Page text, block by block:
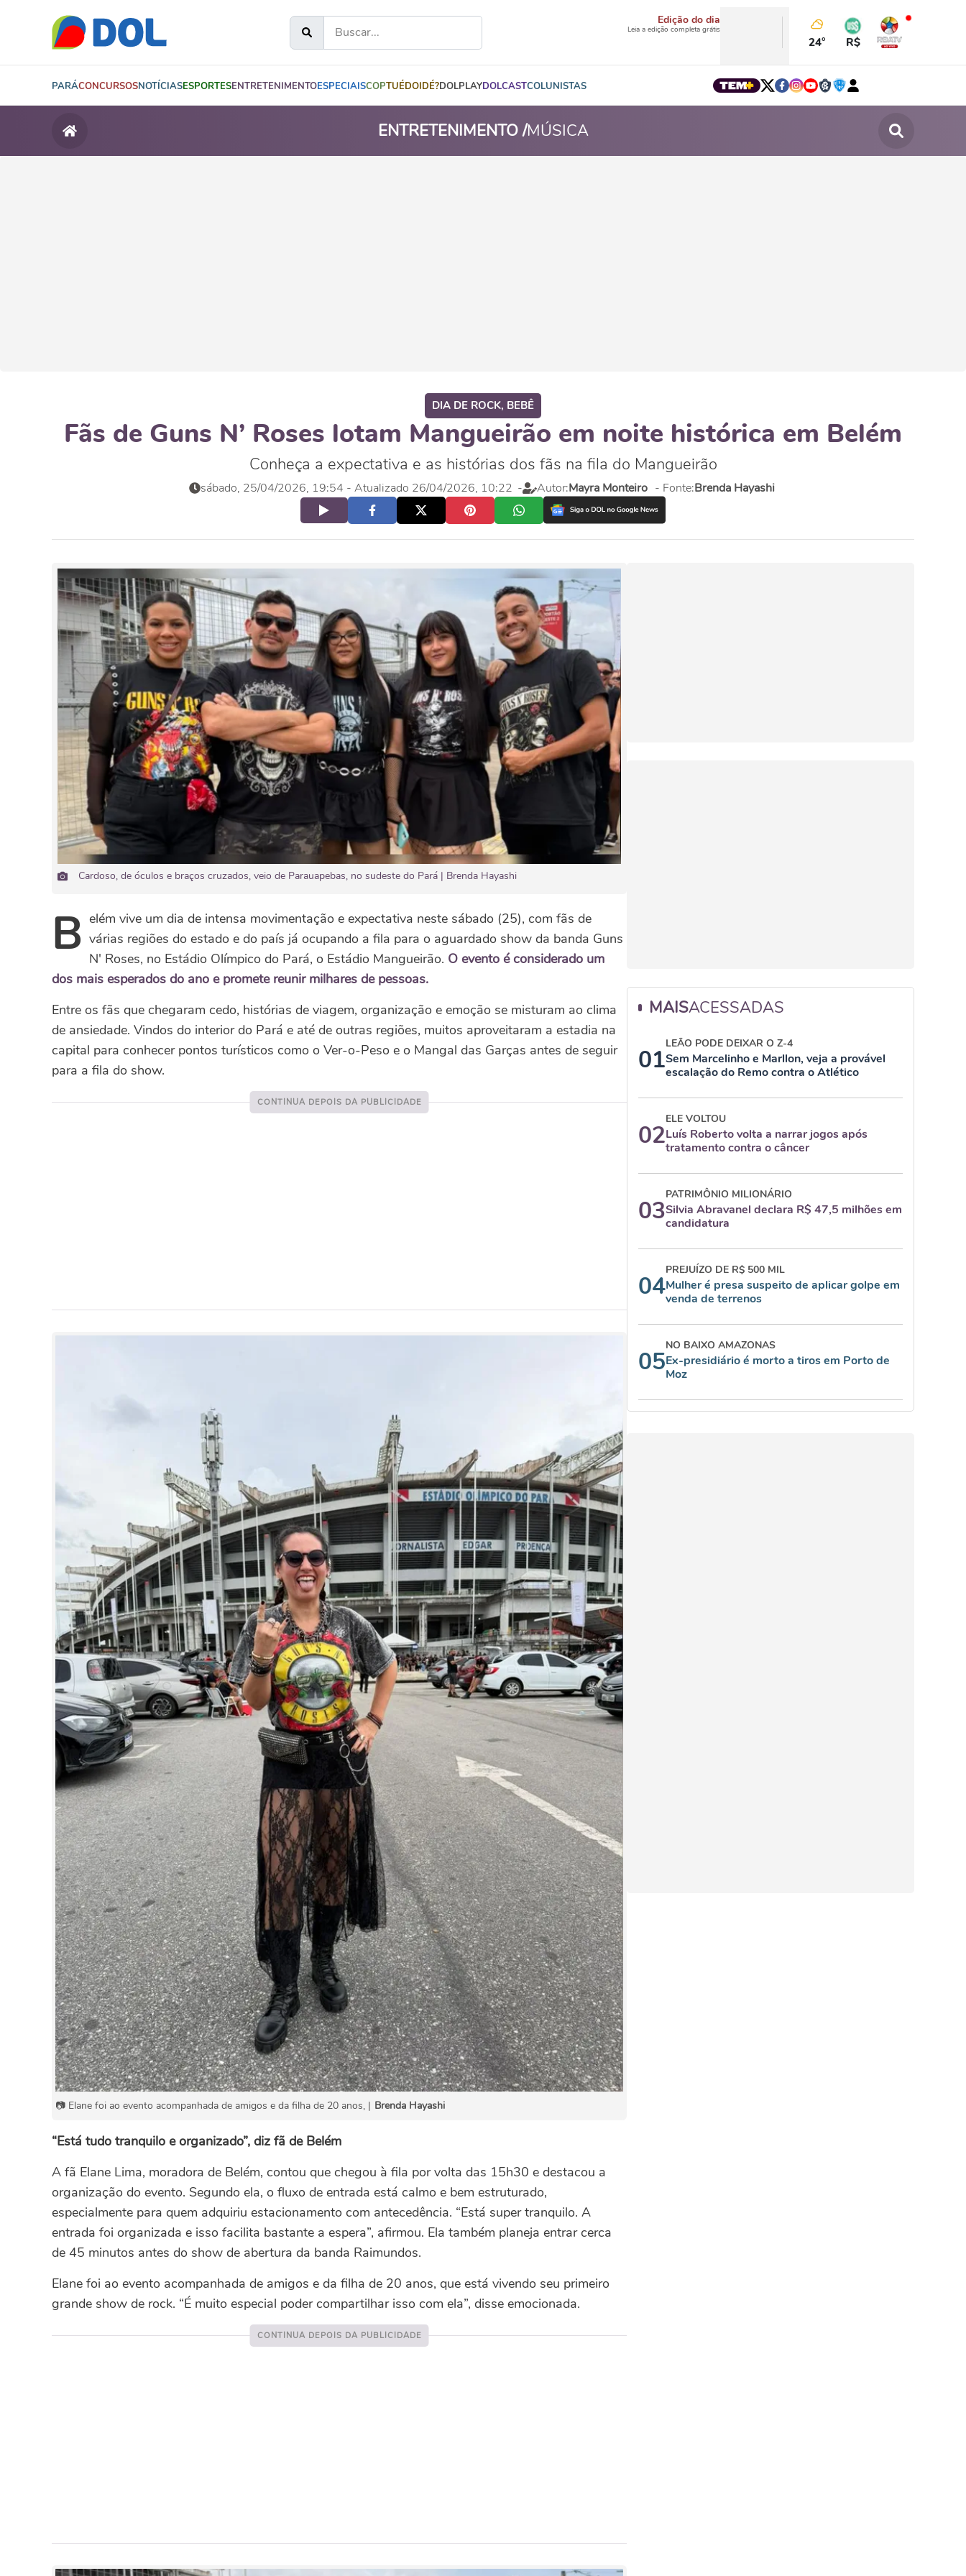
Edição do dia
Leia a edição completa grátis
24° R$
PARÁCONCURSOSNOTÍCIASESPORTESENTRETENIMENTOESPECIAISCOPTUÉDOIDÉ?DOLPLAYDOLCASTCOLUNISTAS
ENTRETENIMENTO /MÚSICA
DIA DE ROCK, BEBÊ
Fãs de Guns N’ Roses lotam Mangueirão em noite histórica em Belém
Conheça a expectativa e as histórias dos fãs na fila do Mangueirão
sábado, 25/04/2026, 19:54 - Atualizado 26/04/2026, 10:22 - Autor:Mayra Monteiro - Fonte:Brenda Hayashi
Cardoso, de óculos e braços cruzados, veio de Parauapebas, no sudeste do Pará | Brenda Hayashi
Belém vive um dia de intensa movimentação e expectativa neste sábado (25), com fãs de
várias regiões do estado e do país já ocupando a fila para o aguardado show da banda Guns
N' Roses, no Estádio Olímpico do Pará, o Estádio Mangueirão. O evento é considerado um
dos mais esperados do ano e promete reunir milhares de pessoas.
Entre os fãs que chegaram cedo, histórias de viagem, organização e emoção se misturam ao clima
de ansiedade. Vindos do interior do Pará e até de outras regiões, muitos aproveitaram a estadia na
capital para conhecer pontos turísticos como o Ver-o-Peso e o Mangal das Garças antes de seguir
para a fila do show.
📷 Elane foi ao evento acompanhada de amigos e da filha de 20 anos, | Brenda Hayashi
“Está tudo tranquilo e organizado”, diz fã de Belém
A fã Elane Lima, moradora de Belém, contou que chegou à fila por volta das 15h30 e destacou a
organização do evento. Segundo ela, o fluxo de entrada está calmo e bem estruturado,
especialmente para quem adquiriu estacionamento com antecedência. “Está super tranquilo. A
entrada foi organizada e isso facilita bastante a espera”, afirmou. Ela também planeja entrar cerca
de 45 minutos antes do show de abertura da banda Raimundos.
Elane foi ao evento acompanhada de amigos e da filha de 20 anos, que está vivendo seu primeiro
grande show de rock. “É muito especial poder compartilhar isso com ela”, disse emocionada.
MAISACESSADAS
01
LEÃO PODE DEIXAR O Z-4
Sem Marcelinho e Marllon, veja a provável
escalação do Remo contra o Atlético
02
ELE VOLTOU
Luís Roberto volta a narrar jogos após
tratamento contra o câncer
03
PATRIMÔNIO MILIONÁRIO
Silvia Abravanel declara R$ 47,5 milhões em
candidatura
04
PREJUÍZO DE R$ 500 MIL
Mulher é presa suspeito de aplicar golpe em
venda de terrenos
05
NO BAIXO AMAZONAS
Ex-presidiário é morto a tiros em Porto de
Moz